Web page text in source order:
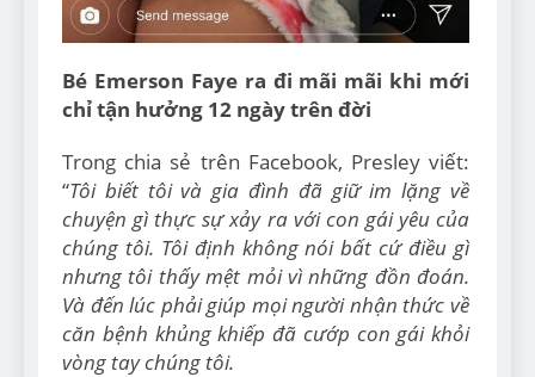
Bé Emerson Faye ra đi mãi mãi khi mới
chỉ tận hưởng 12 ngày trên đời
Trong chia sẻ trên Facebook, Presley viết:
“Tôi biết tôi và gia đình đã giữ im lặng về
chuyện gì thực sự xảy ra với con gái yêu của
chúng tôi. Tôi định không nói bất cứ điều gì
nhưng tôi thấy mệt mỏi vì những đồn đoán.
Và đến lúc phải giúp mọi người nhận thức về
căn bệnh khủng khiếp đã cướp con gái khỏi
vòng tay chúng tôi.